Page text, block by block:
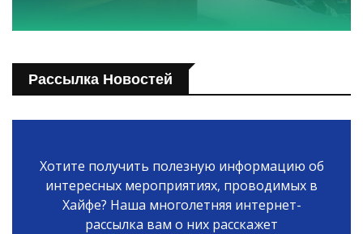
Рассылка Новостей
Хотите получить полезную информацию об
интересных мероприятиях, проводимых в
Хайфе? Наша многолетняя интернет-
рассылка вам о них расскажет